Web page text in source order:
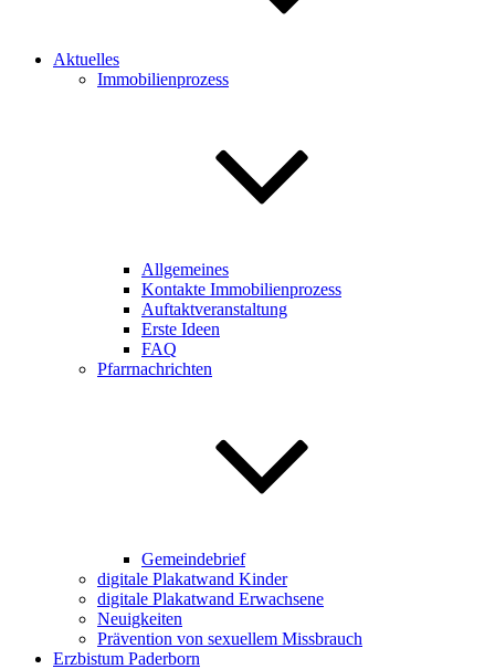
Aktuelles
Immobilienprozess
Allgemeines
Kontakte Immobilienprozess
Auftaktveranstaltung
Erste Ideen
FAQ
Pfarrnachrichten
Gemeindebrief
digitale Plakatwand Kinder
digitale Plakatwand Erwachsene
Neuigkeiten
Prävention von sexuellem Missbrauch
Erzbistum Paderborn